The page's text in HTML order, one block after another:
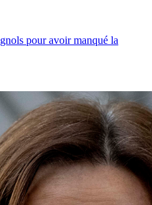
pour avoir manqué la